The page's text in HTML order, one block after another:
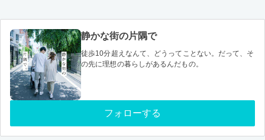
静かな街の片隅で
徒歩10分超えなんて、どうってことない。だって、そ
の先に理想の暮らしがあるんだもの。
フォローする